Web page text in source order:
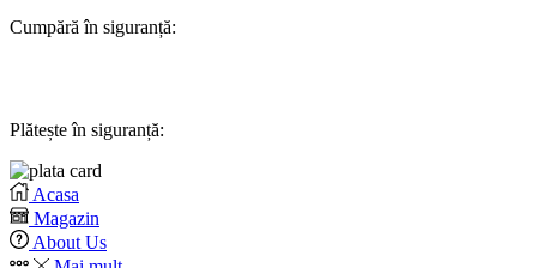
Cumpără în siguranță:
Plătește în siguranță:
Acasa
Magazin
About Us